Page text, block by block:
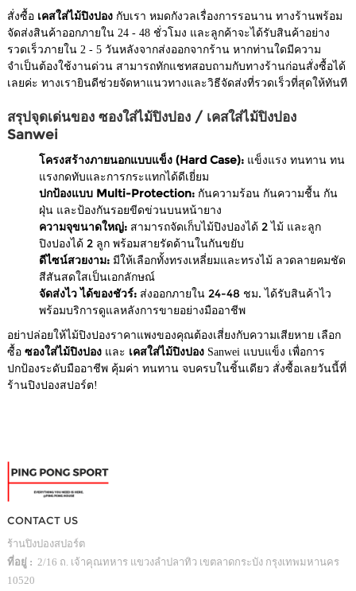
สั่งซื้อ เคสใส่ไม้ปิงปอง กับเรา หมดกังวลเรื่องการรอนาน ทางร้านพร้อม
จัดส่งสินค้าออกภายใน 24 - 48 ชั่วโมง และลูกค้าจะได้รับสินค้าอย่าง
รวดเร็วภายใน 2 - 5 วันหลังจากส่งออกจากร้าน หากท่านใดมีความ
จำเป็นต้องใช้งานด่วน สามารถทักแชทสอบถามกับทางร้านก่อนสั่งซื้อได้
เลยค่ะ ทางเรายินดีช่วยจัดหาแนวทางและวิธีจัดส่งที่รวดเร็วที่สุดให้ทันที
สรุปจุดเด่นของ ซองใส่ไม้ปิงปอง / เคสใส่ไม้ปิงปอง
Sanwei
โครงสร้างภายนอกแบบแข็ง (Hard Case): แข็งแรง ทนทาน ทน
แรงกดทับและการกระแทกได้ดีเยี่ยม
ปกป้องแบบ Multi-Protection: กันความร้อน กันความชื้น กัน
ฝุ่น และป้องกันรอยขีดข่วนบนหน้ายาง
ความจุขนาดใหญ่: สามารถจัดเก็บไม้ปิงปองได้ 2 ไม้ และลูก
ปิงปองได้ 2 ลูก พร้อมสายรัดด้านในกันขยับ
ดีไซน์สวยงาม: มีให้เลือกทั้งทรงเหลี่ยมและทรงไม้ ลวดลายคมชัด
สีสันสดใสเป็นเอกลักษณ์
จัดส่งไว ได้ของชัวร์: ส่งออกภายใน 24-48 ชม. ได้รับสินค้าไว
พร้อมบริการดูแลหลังการขายอย่างมืออาชีพ
อย่าปล่อยให้ไม้ปิงปองราคาแพงของคุณต้องเสี่ยงกับความเสียหาย เลือก
ซื้อ ซองใส่ไม้ปิงปอง และ เคสใส่ไม้ปิงปอง Sanwei แบบแข็ง เพื่อการ
ปกป้องระดับมืออาชีพ คุ้มค่า ทนทาน จบครบในชิ้นเดียว สั่งซื้อเลยวันนี้ที่
ร้านปิงปองสปอร์ต!
CONTACT US
ร้านปิงปองสปอร์ต
ที่อยู่ : 2/16 ถ. เจ้าคุณทหาร แขวงลำปลาทิว เขตลาดกระบัง กรุงเทพมหานคร
10520